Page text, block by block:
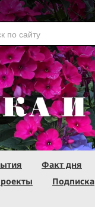
Факт дня
Подписка